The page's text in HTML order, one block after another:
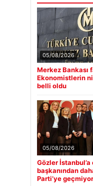
05/08/2026
Merkez Bankası
Ekonomistlerin
belli oldu
05/08/2026
Gözler
başkanından
Parti’ye